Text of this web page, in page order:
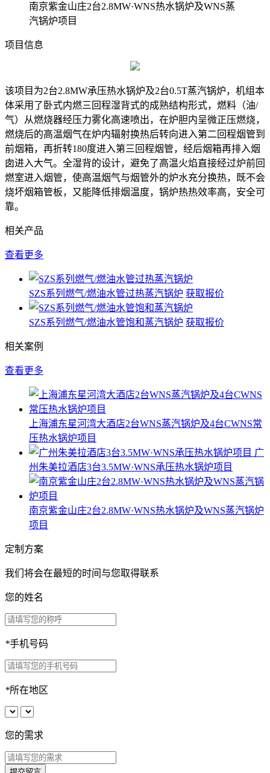
南京紫金山庄2台2.8MW·WNS热水锅炉及WNS蒸
汽锅炉项目
项目信息
该项目为2台2.8MW承压热水锅炉及2台0.5T蒸汽锅炉，机组本
体采用了卧式内燃三回程湿背式的成熟结构形式，燃料（油/
气）从燃烧器经压力雾化高速喷出，在炉胆内呈微正压燃烧，
燃烧后的高温烟气在炉内辐射换热后转向进入第二回程烟管到
前烟箱，再折转180度进入第三回程烟管，经后烟箱再排入烟
囱进入大气。全湿背的设计，避免了高温火焰直接经过炉前回
燃室进入烟管，使高温烟气与烟管外的炉水充分换热，既不会
烧坏烟箱管板，又能降低排烟温度，锅炉热热效率高，安全可
靠。
相关产品
查看更多
SZS系列燃气/燃油水管过热蒸汽锅炉 获取报价
SZS系列燃气/燃油水管饱和蒸汽锅炉 获取报价
相关案例
查看更多
上海浦东星河湾大酒店2台WNS蒸汽锅炉及4台CWNS常
压热水锅炉项目
广
州朱美拉酒店3台3.5MW·WNS承压热水锅炉项目
南京紫金山庄2台2.8MW·WNS热水锅炉及WNS蒸汽锅炉
项目
定制方案
我们将会在最短的时间与您取得联系
您的姓名
*手机号码
*所在地区
您的需求